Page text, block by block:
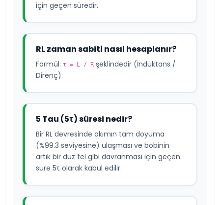
için geçen süredir.
RL zaman sabiti nasıl hesaplanır?
Formül: τ = L / R şeklindedir (İndüktans /
Direnç).
5 Tau (5τ) süresi nedir?
Bir RL devresinde akımın tam doyuma
(%99.3 seviyesine) ulaşması ve bobinin
artık bir düz tel gibi davranması için geçen
süre 5τ olarak kabul edilir.